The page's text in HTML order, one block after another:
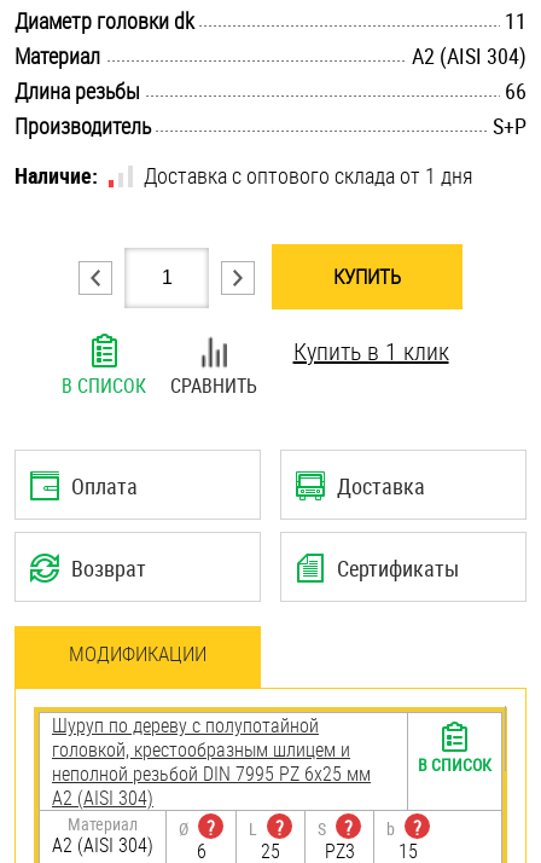
Шпильки
Шплинты
Штифты и пальцы
Диаметр головки dk
11
Материал
А2 (AISI 304)
Длина резьбы
66
Производитель
S+P
Наличие:
Доставка с оптового склада от 1 дня
КУПИТЬ
В СПИСОК СРАВНИТЬ
Купить в 1 клик
Оплата Доставка
Возврат Сертификаты
МОДИФИКАЦИИ
Шуруп по дереву с полупотайной
головкой, крестообразным шлицем и
неполной резьбой DIN 7995 PZ 6х25 мм
А2 (AISI 304)
Материал
А2 (AISI 304)
Ø
?
6
L
?
25
S
?
PZ3
b
?
15
В СПИСОК